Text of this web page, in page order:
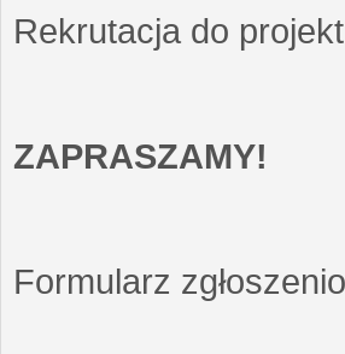
Rekrutacja do
ZAPRASZAMY!
Formularz